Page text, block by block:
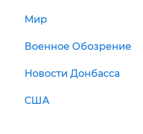
Мир
Военное Обозрение
Новости Донбасса
США